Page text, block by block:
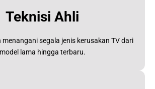
Teknisi Ahli
menangani segala jenis kerusakan TV dari
model lama hingga terbaru.